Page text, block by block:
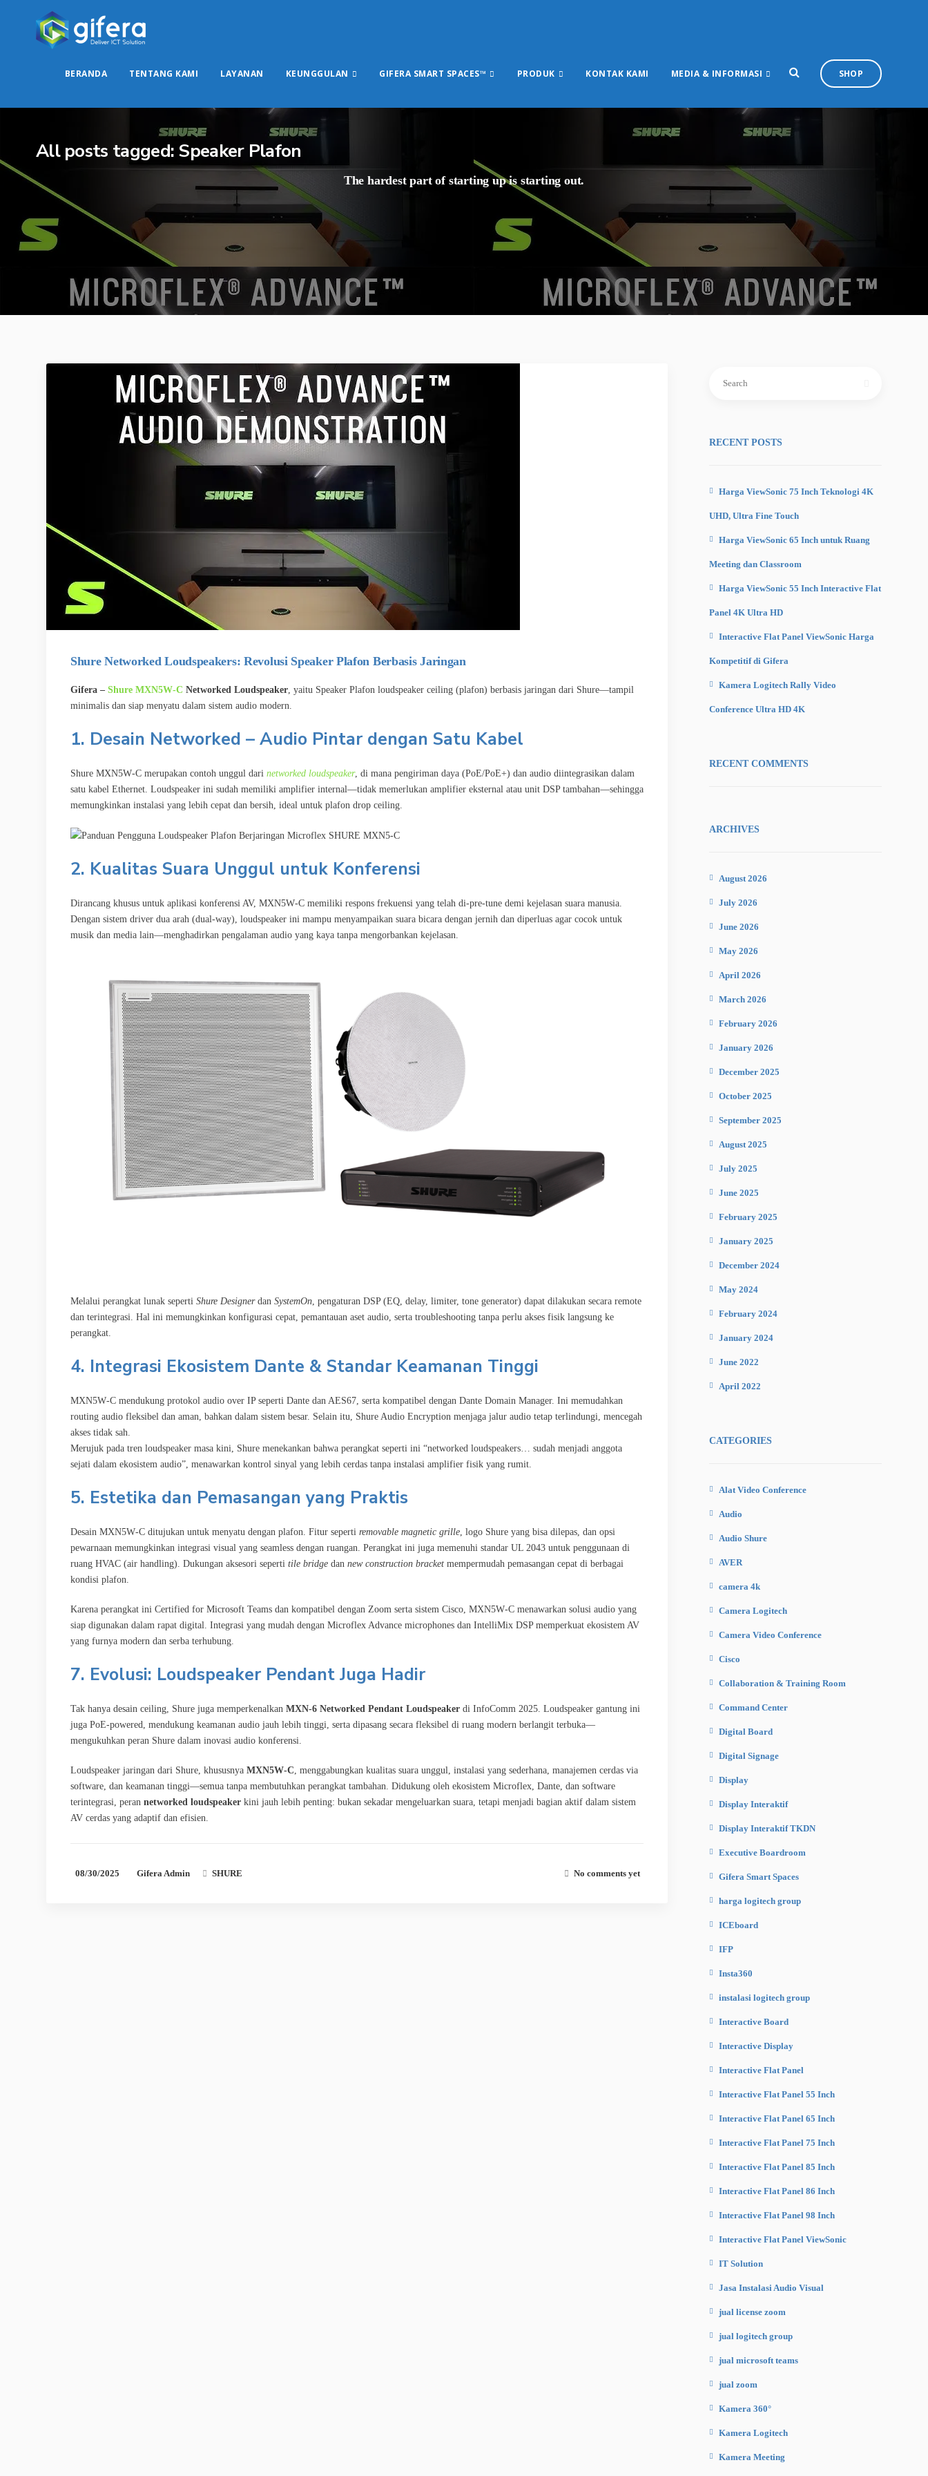
BERANDA TENTANG KAMI LAYANAN KEUNGGULAN GIFERA SMART SPACES™ PRODUK KONTAK KAMI MEDIA & INFORMASI SHOP
All posts tagged: Speaker Plafon
The hardest part of starting up is starting out.
Shure Networked Loudspeakers: Revolusi Speaker Plafon Berbasis Jaringan
Gifera – Shure MXN5W‑C Networked Loudspeaker, yaitu Speaker Plafon loudspeaker ceiling (plafon) berbasis jaringan dari Shure—tampil
minimalis dan siap menyatu dalam sistem audio modern.
1. Desain Networked – Audio Pintar dengan Satu Kabel
Shure MXN5W‑C merupakan contoh unggul dari networked loudspeaker, di mana pengiriman daya (PoE/PoE+) dan audio diintegrasikan dalam
satu kabel Ethernet. Loudspeaker ini sudah memiliki amplifier internal—tidak memerlukan amplifier eksternal atau unit DSP tambahan—sehingga
memungkinkan instalasi yang lebih cepat dan bersih, ideal untuk plafon drop ceiling.
2. Kualitas Suara Unggul untuk Konferensi
Dirancang khusus untuk aplikasi konferensi AV, MXN5W‑C memiliki respons frekuensi yang telah di-pre-tune demi kejelasan suara manusia.
Dengan sistem driver dua arah (dual-way), loudspeaker ini mampu menyampaikan suara bicara dengan jernih dan diperluas agar cocok untuk
musik dan media lain—menghadirkan pengalaman audio yang kaya tanpa mengorbankan kejelasan.
Melalui perangkat lunak seperti Shure Designerdan SystemOn, pengaturan DSP (EQ, delay, limiter, tone generator) dapat dilakukan secara remote
dan terintegrasi. Hal ini memungkinkan konfigurasi cepat, pemantauan aset audio, serta troubleshooting tanpa perlu akses fisik langsung ke
perangkat.
4. Integrasi Ekosistem Dante & Standar Keamanan Tinggi
MXN5W‑C mendukung protokol audio over IP seperti Dante dan AES67, serta kompatibel dengan Dante Domain Manager. Ini memudahkan
routing audio fleksibel dan aman, bahkan dalam sistem besar. Selain itu, Shure Audio Encryption menjaga jalur audio tetap terlindungi, mencegah
akses tidak sah.
Merujuk pada tren loudspeaker masa kini, Shure menekankan bahwa perangkat seperti ini “networked loudspeakers… sudah menjadi anggota
sejati dalam ekosistem audio”, menawarkan kontrol sinyal yang lebih cerdas tanpa instalasi amplifier fisik yang rumit.
5. Estetika dan Pemasangan yang Praktis
Desain MXN5W‑C ditujukan untuk menyatu dengan plafon. Fitur seperti removable magnetic grille, logo Shure yang bisa dilepas, dan opsi
pewarnaan memungkinkan integrasi visual yang seamless dengan ruangan. Perangkat ini juga memenuhi standar UL 2043 untuk penggunaan di
ruang HVAC (air handling). Dukungan aksesori seperti tile bridge dan new construction bracket mempermudah pemasangan cepat di berbagai
kondisi plafon.
Karena perangkat ini Certified for Microsoft Teams dan kompatibel dengan Zoom serta sistem Cisco, MXN5W‑C menawarkan solusi audio yang
siap digunakan dalam rapat digital. Integrasi yang mudah dengan Microflex Advance microphones dan IntelliMix DSP memperkuat ekosistem AV
yang furnya modern dan serba terhubung.
7. Evolusi: Loudspeaker Pendant Juga Hadir
Tak hanya desain ceiling, Shure juga memperkenalkan MXN-6 Networked Pendant Loudspeaker di InfoComm 2025. Loudspeaker gantung ini
juga PoE-powered, mendukung keamanan audio jauh lebih tinggi, serta dipasang secara fleksibel di ruang modern berlangit terbuka—
mengukuhkan peran Shure dalam inovasi audio konferensi.
Loudspeaker jaringan dari Shure, khususnya MXN5W‑C, menggabungkan kualitas suara unggul, instalasi yang sederhana, manajemen cerdas via
software, dan keamanan tinggi—semua tanpa membutuhkan perangkat tambahan. Didukung oleh ekosistem Microflex, Dante, dan software
terintegrasi, peran networked loudspeaker kini jauh lebih penting: bukan sekadar mengeluarkan suara, tetapi menjadi bagian aktif dalam sistem
AV cerdas yang adaptif dan efisien.
08/30/2025 Gifera Admin SHURE No comments yet
RECENT POSTS
Harga ViewSonic 75 Inch Teknologi 4K
UHD, Ultra Fine Touch
Harga ViewSonic 65 Inch untuk Ruang
Meeting dan Classroom
Harga ViewSonic 55 Inch Interactive Flat
Panel 4K Ultra HD
Interactive Flat Panel ViewSonic Harga
Kompetitif di Gifera
Kamera Logitech Rally Video
Conference Ultra HD 4K
RECENT COMMENTS
ARCHIVES
August 2026
July 2026
June 2026
May 2026
April 2026
March 2026
February 2026
January 2026
December 2025
October 2025
September 2025
August 2025
July 2025
June 2025
February 2025
January 2025
December 2024
May 2024
February 2024
January 2024
June 2022
April 2022
CATEGORIES
Alat Video Conference
Audio
Audio Shure
AVER
camera 4k
Camera Logitech
Camera Video Conference
Cisco
Collaboration & Training Room
Command Center
Digital Board
Digital Signage
Display
Display Interaktif
Display Interaktif TKDN
Executive Boardroom
Gifera Smart Spaces
harga logitech group
ICEboard
IFP
Insta360
instalasi logitech group
Interactive Board
Interactive Display
Interactive Flat Panel
Interactive Flat Panel 55 Inch
Interactive Flat Panel 65 Inch
Interactive Flat Panel 75 Inch
Interactive Flat Panel 85 Inch
Interactive Flat Panel 86 Inch
Interactive Flat Panel 98 Inch
Interactive Flat Panel ViewSonic
IT Solution
Jasa Instalasi Audio Visual
jual license zoom
jual logitech group
jual microsoft teams
jual zoom
Kamera 360°
Kamera Logitech
Kamera Meeting